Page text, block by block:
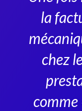
la
chez